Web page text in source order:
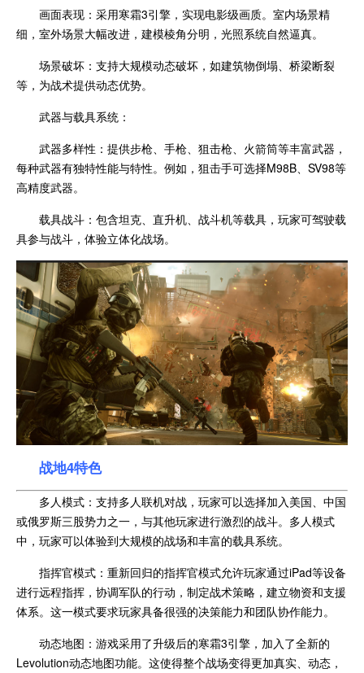
画面表现：采用寒霜3引擎，实现电影级画质。室内场景精
细，室外场景大幅改进，建模棱角分明，光照系统自然逼真。
场景破坏：支持大规模动态破坏，如建筑物倒塌、桥梁断裂
等，为战术提供动态优势。
武器与载具系统：
武器多样性：提供步枪、手枪、狙击枪、火箭筒等丰富武器，
每种武器有独特性能与特性。例如，狙击手可选择M98B、SV98等
高精度武器。
载具战斗：包含坦克、直升机、战斗机等载具，玩家可驾驶载
具参与战斗，体验立体化战场。
战地4特色
多人模式：支持多人联机对战，玩家可以选择加入美国、中国
或俄罗斯三股势力之一，与其他玩家进行激烈的战斗。多人模式
中，玩家可以体验到大规模的战场和丰富的载具系统。
指挥官模式：重新回归的指挥官模式允许玩家通过iPad等设备
进行远程指挥，协调军队的行动，制定战术策略，建立物资和支援
体系。这一模式要求玩家具备很强的决策能力和团队协作能力。
动态地图：游戏采用了升级后的寒霜3引擎，加入了全新的
Levolution动态地图功能。这使得整个战场变得更加真实、动态，